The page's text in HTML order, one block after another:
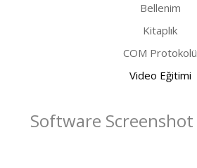
Bellenim
Kitaplık
COM Protokolü
Video Eğitimi
Software Screenshot